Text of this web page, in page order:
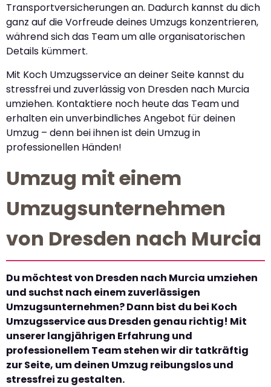
Transportversicherungen an. Dadurch kannst du dich
ganz auf die Vorfreude deines Umzugs konzentrieren,
während sich das Team um alle organisatorischen
Details kümmert.
Mit Koch Umzugsservice an deiner Seite kannst du
stressfrei und zuverlässig von Dresden nach Murcia
umziehen. Kontaktiere noch heute das Team und
erhalten ein unverbindliches Angebot für deinen
Umzug – denn bei ihnen ist dein Umzug in
professionellen Händen!
Umzug mit einem
Umzugsunternehmen
von Dresden nach Murcia
Du möchtest von Dresden nach Murcia umziehen
und suchst nach einem zuverlässigen
Umzugsunternehmen? Dann bist du bei Koch
Umzugsservice aus Dresden genau richtig! Mit
unserer langjährigen Erfahrung und
professionellem Team stehen wir dir tatkräftig
zur Seite, um deinen Umzug reibungslos und
stressfrei zu gestalten.